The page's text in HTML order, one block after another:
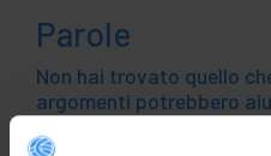
Parole
Non hai trovato quello
argomenti potrebbero